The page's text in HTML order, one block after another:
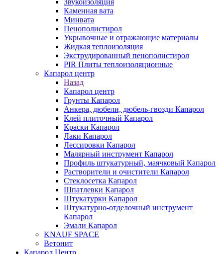
Каменная вата
Минвата
Пенополистирол
Укрывочные и отражающие материалы
Жидкая теплоизоляция
Экструдированный пенополистирол
PIR Плиты теплоизоляционные
Капарол центр
Назад
Капарол центр
Грунты Капарол
Анкера, дюбели, дюбель-гвозди Капарол
Клей плиточный Капарол
Краски Капарол
Лаки Капарол
Лессировки Капарол
Малярный инструмент Капарол
Профиль штукатурный, маячковый Капарол
Растворители и очистители Капарол
Cтеклосетка Капарол
Шпатлевки Капарол
Штукатурки Капарол
Штукатурно-отделочный инструмент
Капарол
Эмали Капарол
KNAUF SPACE
Ветонит
Капарол Центр